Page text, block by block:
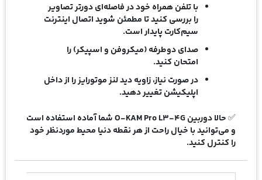
با تلفن همراه خود در فاصله‌ای دورتر تصاویر
را بررسی کنید تا مطمئن شوید اتصال اینترنت
سیم‌کارت پایدار است.
صدای دوطرفه (میکروفن و اسپیکر) را
امتحان کنید.
در صورت نیاز، زاویه دید لنز موتورایز را از داخل
اپلیکیشن تغییر دهید.
✅ حالا دوربینO-KAM Pro L3-4Gشما آماده استفاده است
و می‌توانید با خیال راحت از هر نقطه دنیا محیط موردنظر خود
را کنترل کنید.